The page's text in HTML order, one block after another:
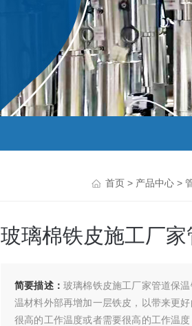
首页 > 产品中心 >
玻璃棉铁皮施工厂家
简要描述： 玻璃棉铁皮施工厂家管道保
温材料外部再增加一层铁皮，以带来更
很高的工作温度或者需要很高的工作温